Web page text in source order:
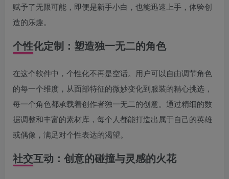
赋予了无限可能，即便是新手小白，也能迅速上手，体验创
造的乐趣。
个性化定制：塑造独一无二的角色
在这个软件中，个性化不再是空话。用户可以自由调节角色
的每一个维度，从面部特征的微妙变化到服装的精心挑选，
每一个角色都承载着创作者独一无二的创意。通过精细的数
据调整和丰富的素材库，每个人都能打造出属于自己的英雄
或偶像，满足对个性表达的渴望。
社交互动：创意的碰撞与灵感的火花